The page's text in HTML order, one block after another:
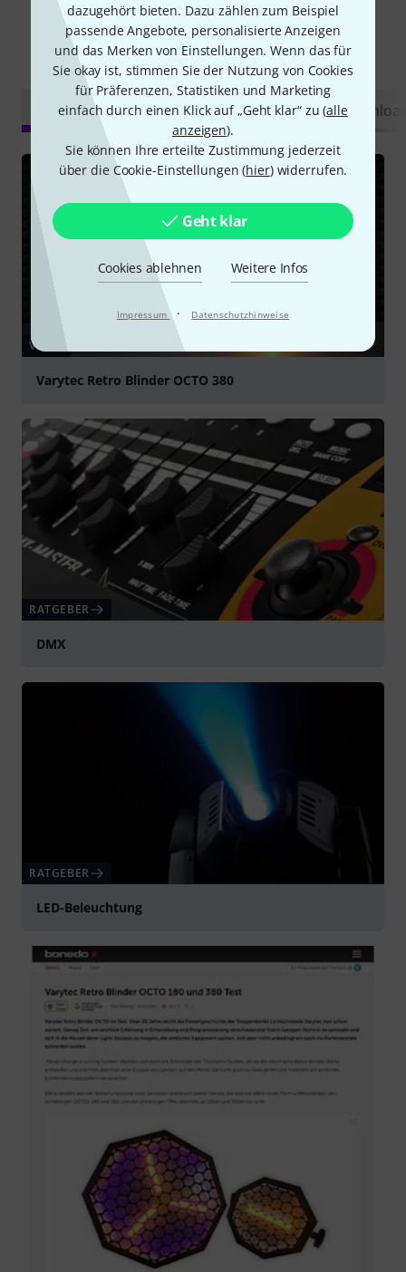
dazugehört bieten. Dazu zählen zum Beispiel
passende Angebote, personalisierte Anzeigen
und das Merken von Einstellungen. Wenn das für
Sie okay ist, stimmen Sie der Nutzung von Cookies
für Präferenzen, Statistiken und Marketing
einfach durch einen Klick auf „Geht klar“ zu (alle
anzeigen).
Sie können Ihre erteilte Zustimmung jederzeit
über die Cookie-Einstellungen (hier) widerrufen.
Geht klar
Cookies ablehnen Weitere Infos
Impressum · Datenschutzhinweise
Schon gewusst?
Videos Ratgeber Testberichte
VIDEO
Varytec Retro Blinder OCTO 380
RATGEBER
DMX
RATGEBER
LED-Beleuchtung